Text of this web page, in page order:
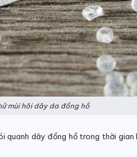
mùi hôi dây da đồng hồ
dây đồng hồ trong thời